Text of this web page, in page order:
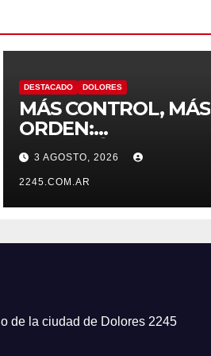
DESTACADO DOLORES
MÁS CONTROL, MÁS
ORDEN:
CONTINÚAN LOS
OPERATIVOS
PREVENTIVOS DE
TRÁNSITO EN
3 AGOSTO, 2026
2245.COM.AR
de la ciudad de Dolores 2245